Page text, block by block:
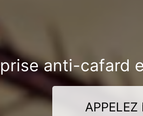
anti-cafard